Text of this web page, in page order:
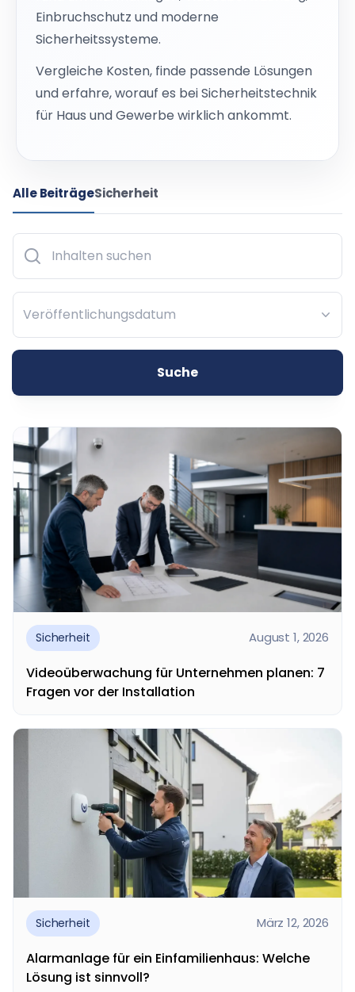
Einbruchschutz und moderne
Sicherheitssysteme.
Vergleiche Kosten, finde passende Lösungen
und erfahre, worauf es bei Sicherheitstechnik
für Haus und Gewerbe wirklich ankommt.
Alle BeiträgeSicherheit
Suche
Sicherheit August 1, 2026
Videoüberwachung für Unternehmen planen: 7
Fragen vor der Installation
einer klaren Betrachtung von Objekt, Nutzung und
Sicherheitsbedarf. Erst dann...
Sicherheit März 12, 2026
Alarmanlage für ein Einfamilienhaus: Welche
Lösung ist sinnvoll?